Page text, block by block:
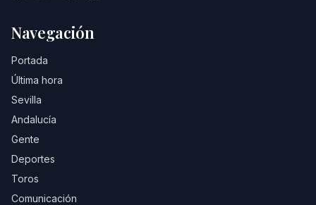
Navegación
Portada
Última hora
Sevilla
Andalucía
Gente
Deportes
Toros
Comunicación